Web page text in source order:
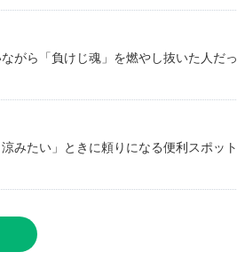
がら「負けじ魂」を燃やし抜いた人だっ
みたい」ときに頼りになる便利スポット